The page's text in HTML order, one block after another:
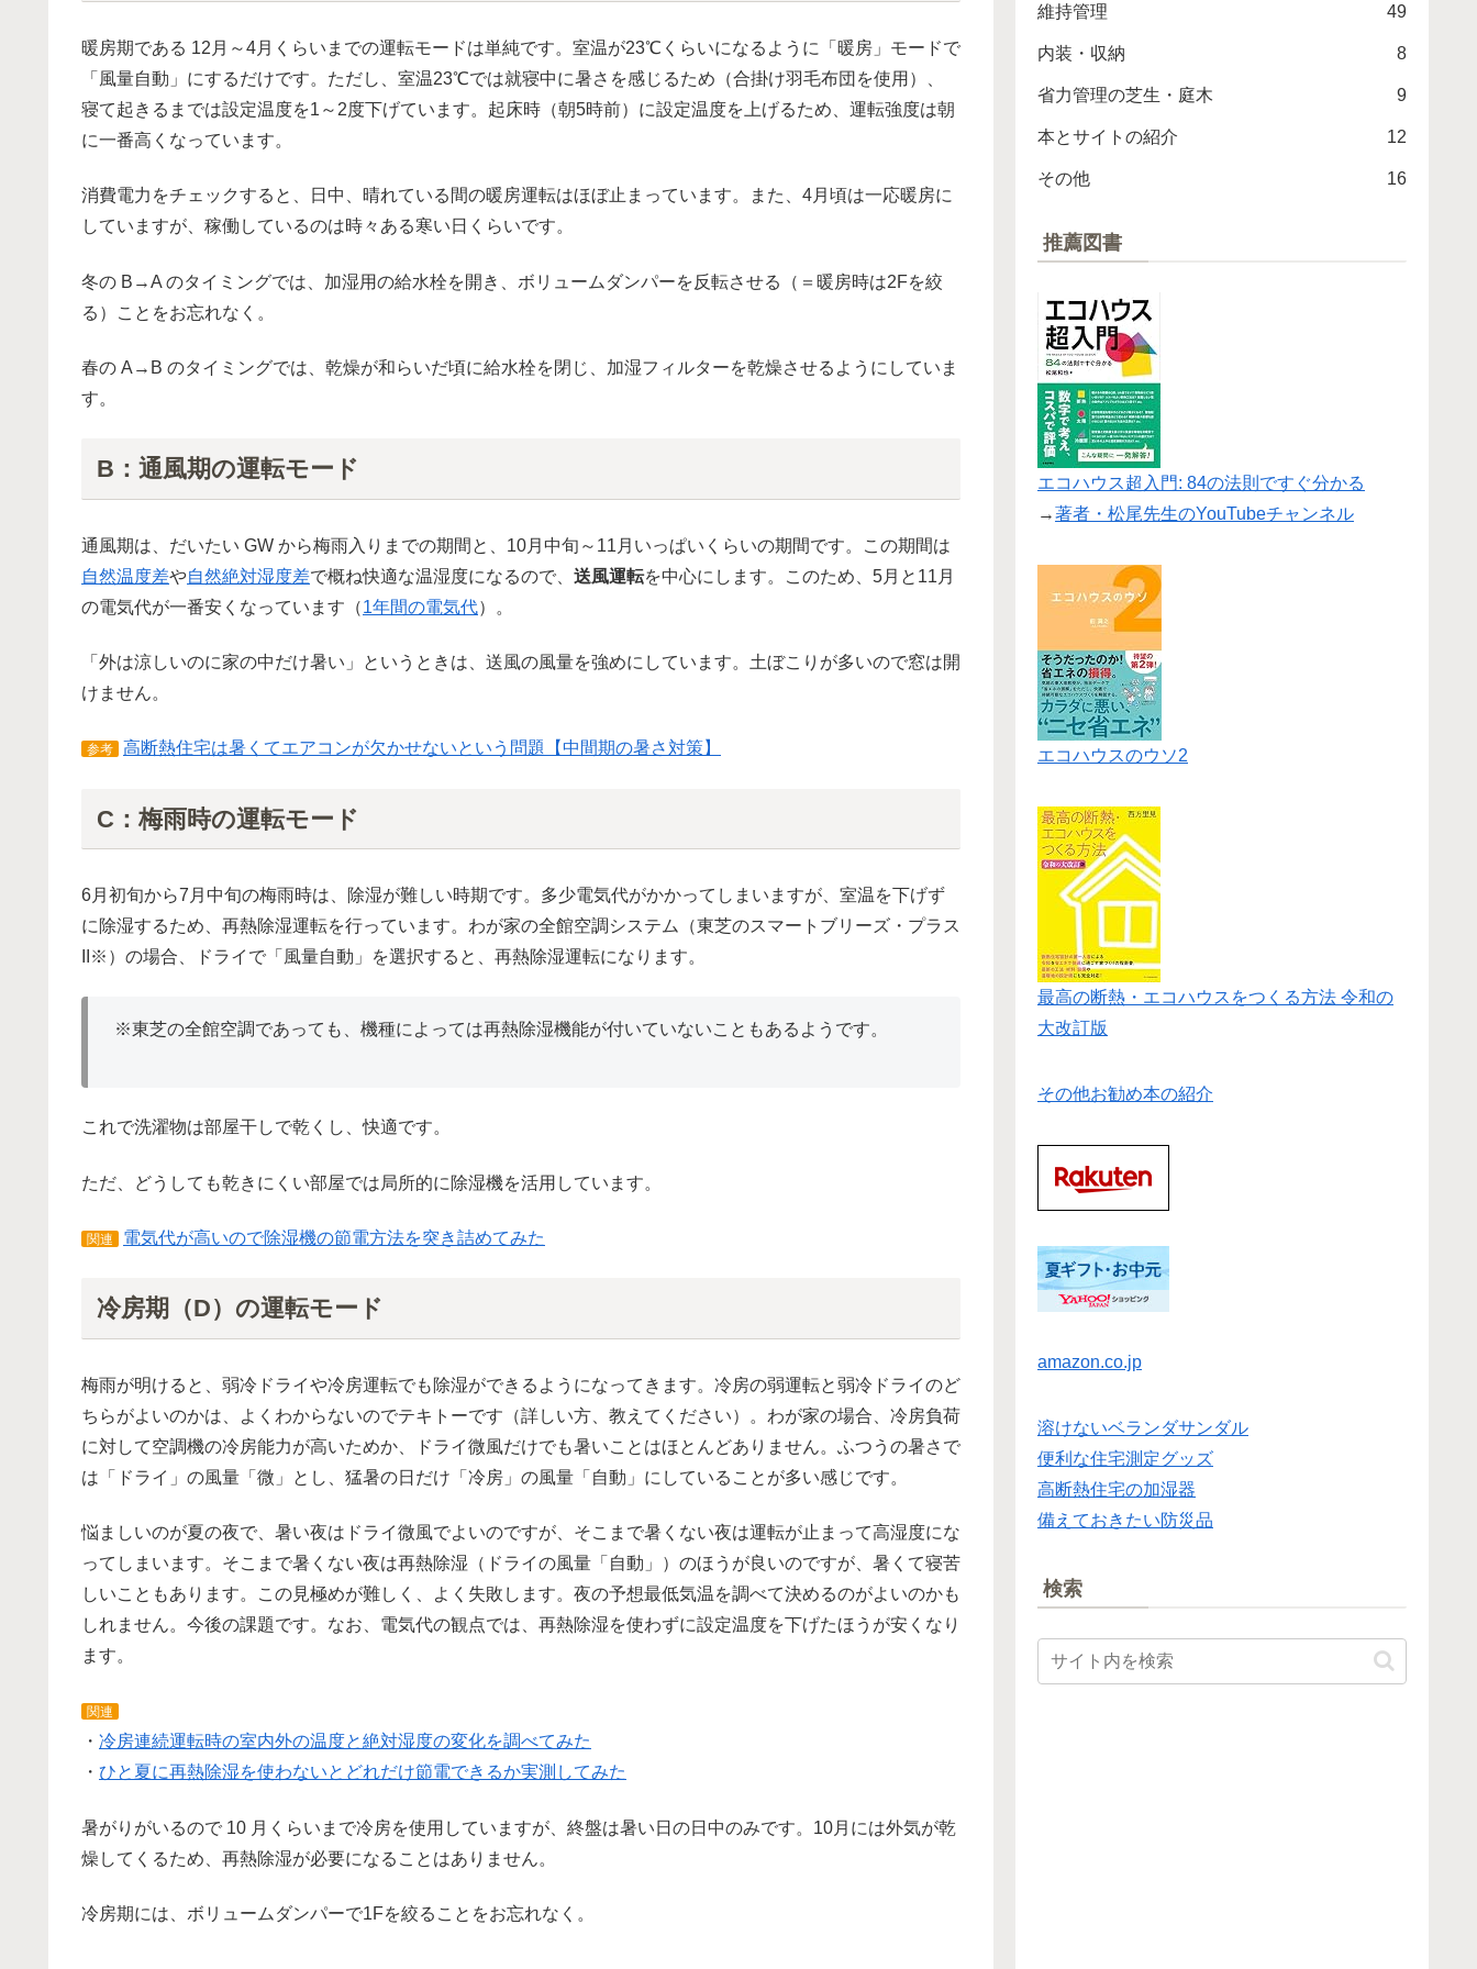
暖房期である 12月～4月くらいまでの運転モードは単純です。室温が23℃くらいになるように「暖房」モードで
「風量自動」にするだけです。ただし、室温23℃では就寝中に暑さを感じるため（合掛け羽毛布団を使用）、
寝て起きるまでは設定温度を1～2度下げています。起床時（朝5時前）に設定温度を上げるため、運転強度は朝
に一番高くなっています。
消費電力をチェックすると、日中、晴れている間の暖房運転はほぼ止まっています。また、4月頃は一応暖房に
していますが、稼働しているのは時々ある寒い日くらいです。
冬の B→A のタイミングでは、加湿用の給水栓を開き、ボリュームダンパーを反転させる（＝暖房時は2Fを絞
る）ことをお忘れなく。
春の A→B のタイミングでは、乾燥が和らいだ頃に給水栓を閉じ、加湿フィルターを乾燥させるようにしていま
す。
B：通風期の運転モード
通風期は、だいたい GW から梅雨入りまでの期間と、10月中旬～11月いっぱいくらいの期間です。この期間は
自然温度差や自然絶対湿度差で概ね快適な温湿度になるので、 送風運転を中心にします。このため、5月と11月
の電気代が一番安くなっています（1年間の電気代）。
「外は涼しいのに家の中だけ暑い」というときは、送風の風量を強めにしています。土ぼこりが多いので窓は開
けません。
参考 高断熱住宅は暑くてエアコンが欠かせないという問題【中間期の暑さ対策】
C：梅雨時の運転モード
6月初旬から7月中旬の梅雨時は、除湿が難しい時期です。多少電気代がかかってしまいますが、室温を下げず
に除湿するため、再熱除湿運転を行っています。わが家の全館空調システム（東芝のスマートブリーズ・プラス
II※）の場合、ドライで「風量自動」を選択すると、再熱除湿運転になります。
※東芝の全館空調であっても、機種によっては再熱除湿機能が付いていないこともあるようです。
これで洗濯物は部屋干しで乾くし、快適です。
ただ、どうしても乾きにくい部屋では局所的に除湿機を活用しています。
関連 電気代が高いので除湿機の節電方法を突き詰めてみた
冷房期（D）の運転モード
梅雨が明けると、弱冷ドライや冷房運転でも除湿ができるようになってきます。冷房の弱運転と弱冷ドライのど
ちらがよいのかは、よくわからないのでテキトーです（詳しい方、教えてください）。わが家の場合、冷房負荷
に対して空調機の冷房能力が高いためか、ドライ微風だけでも暑いことはほとんどありません。ふつうの暑さで
は「ドライ」の風量「微」とし、猛暑の日だけ「冷房」の風量「自動」にしていることが多い感じです。
悩ましいのが夏の夜で、暑い夜はドライ微風でよいのですが、そこまで暑くない夜は運転が止まって高湿度にな
ってしまいます。そこまで暑くない夜は再熱除湿（ドライの風量「自動」）のほうが良いのですが、暑くて寝苦
しいこともあります。この見極めが難しく、よく失敗します。夜の予想最低気温を調べて決めるのがよいのかも
しれません。今後の課題です。なお、電気代の観点では、再熱除湿を使わずに設定温度を下げたほうが安くなり
ます。
関連
・ 冷房連続運転時の室内外の温度と絶対湿度の変化を調べてみた
・ ひと夏に再熱除湿を使わないとどれだけ節電できるか実測してみた
暑がりがいるので 10 月くらいまで冷房を使用していますが、終盤は暑い日の日中のみです。10月には外気が乾
燥してくるため、再熱除湿が必要になることはありません。
冷房期には、ボリュームダンパーで1Fを絞ることをお忘れなく。
維持管理 49
内装・収納 8
省力管理の芝生・庭木 9
本とサイトの紹介 12
その他 16
推薦図書
エコハウス超入門: 84の法則ですぐ分かる
→著者・松尾先生のYouTubeチャンネル
エコハウスのウソ2
最高の断熱・エコハウスをつくる方法 令和の
大改訂版
その他お勧め本の紹介
amazon.co.jp
溶けないベランダサンダル
便利な住宅測定グッズ
高断熱住宅の加湿器
備えておきたい防災品
検索